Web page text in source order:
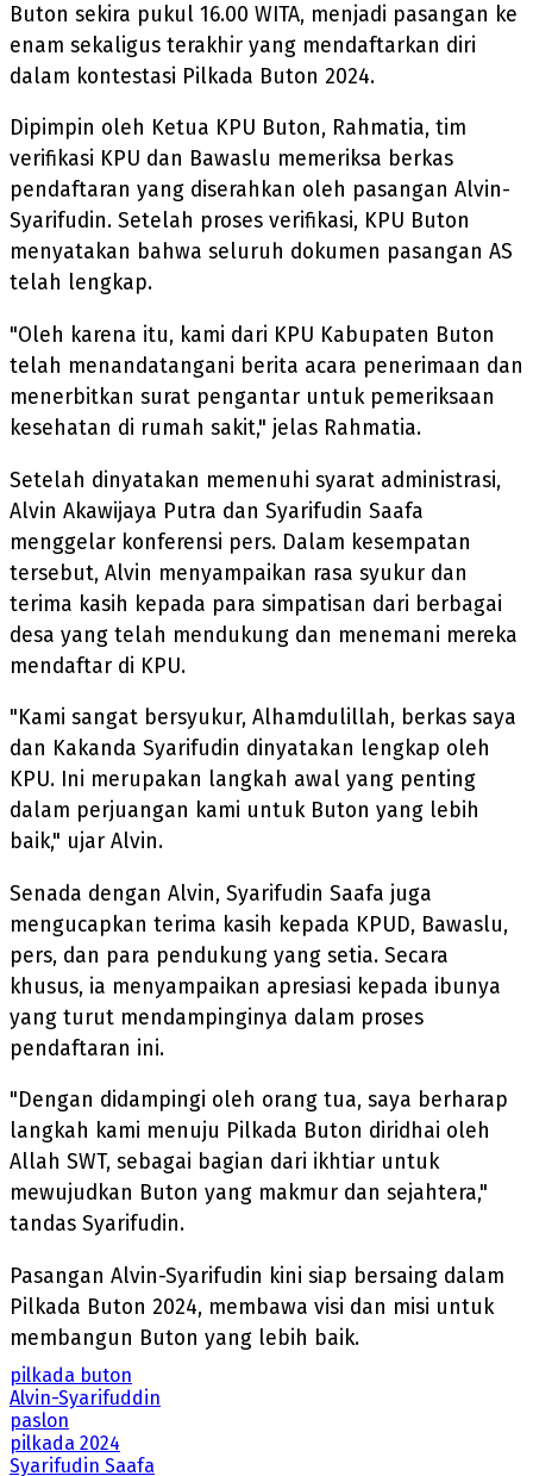
Buton sekira pukul 16.00 WITA, menjadi pasangan ke
enam sekaligus terakhir yang mendaftarkan diri
dalam kontestasi Pilkada Buton 2024.
Dipimpin oleh Ketua KPU Buton, Rahmatia, tim
verifikasi KPU dan Bawaslu memeriksa berkas
pendaftaran yang diserahkan oleh pasangan Alvin-
Syarifudin. Setelah proses verifikasi, KPU Buton
menyatakan bahwa seluruh dokumen pasangan AS
telah lengkap.
"Oleh karena itu, kami dari KPU Kabupaten Buton
telah menandatangani berita acara penerimaan dan
menerbitkan surat pengantar untuk pemeriksaan
kesehatan di rumah sakit," jelas Rahmatia.
Setelah dinyatakan memenuhi syarat administrasi,
Alvin Akawijaya Putra dan Syarifudin Saafa
menggelar konferensi pers. Dalam kesempatan
tersebut, Alvin menyampaikan rasa syukur dan
terima kasih kepada para simpatisan dari berbagai
desa yang telah mendukung dan menemani mereka
mendaftar di KPU.
"Kami sangat bersyukur, Alhamdulillah, berkas saya
dan Kakanda Syarifudin dinyatakan lengkap oleh
KPU. Ini merupakan langkah awal yang penting
dalam perjuangan kami untuk Buton yang lebih
baik," ujar Alvin.
Senada dengan Alvin, Syarifudin Saafa juga
mengucapkan terima kasih kepada KPUD, Bawaslu,
pers, dan para pendukung yang setia. Secara
khusus, ia menyampaikan apresiasi kepada ibunya
yang turut mendampinginya dalam proses
pendaftaran ini.
"Dengan didampingi oleh orang tua, saya berharap
langkah kami menuju Pilkada Buton diridhai oleh
Allah SWT, sebagai bagian dari ikhtiar untuk
mewujudkan Buton yang makmur dan sejahtera,"
tandas Syarifudin.
Pasangan Alvin-Syarifudin kini siap bersaing dalam
Pilkada Buton 2024, membawa visi dan misi untuk
membangun Buton yang lebih baik.
pilkada buton
Alvin-Syarifuddin
paslon
pilkada 2024
Syarifudin Saafa